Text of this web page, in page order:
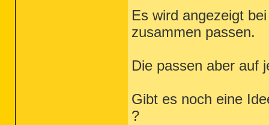
Es wird angezeigt
zusammen passen.
Die passen aber auf
Gibt es noch eine
?